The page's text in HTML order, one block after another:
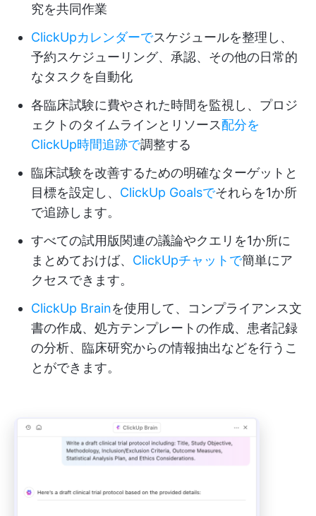
究を共同作業
ClickUpカレンダーでスケジュールを整理し、
予約スケジューリング、承認、その他の日常的
なタスクを自動化
各臨床試験に費やされた時間を監視し、プロジ
ェクトのタイムラインとリソース配分を
ClickUp時間追跡で調整する
臨床試験を改善するための明確なターゲットと
目標を設定し、 ClickUp Goalsでそれらを1か所
で追跡します。
すべての試用版関連の議論やクエリを1か所に
まとめておけば、 ClickUpチャットで簡単にア
クセスできます。
ClickUp Brainを使用して、コンプライアンス文
書の作成、処方テンプレートの作成、患者記録
の分析、臨床研究からの情報抽出などを行うこ
とができます。